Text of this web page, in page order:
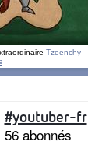
Tzeenchy
#youtuber-fr
56 abonnés